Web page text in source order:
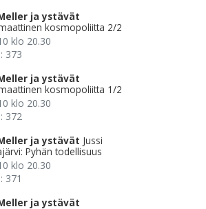
ja ystävät
kosmopoliitta 2/2
klo 20.30
373
ja ystävät
kosmopoliitta 1/2
klo 20.30
372
ja ystävät Jussi
Pyhän todellisuus
klo 20.30
371
ja ystävät